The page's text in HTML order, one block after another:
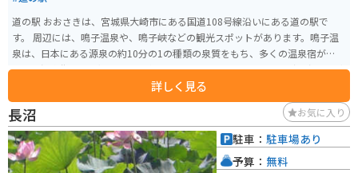
道の駅 おおさきは、宮城県大崎市にある国道108号線沿いにある道の駅で
す。 周辺には、鳴子温泉や、鳴子峡などの観光スポットがあります。鳴子温
泉は、日本にある源泉の約10分の1の種類の泉質をもち、多くの温泉宿が軒を
連ねる温泉街です。湯めぐりを楽しむのも良いでしょう。また、鳴子峡は、奇
岩怪岩が連なる渓谷で、紅葉の名所としても知られています。 道の駅おおさ
きでは、地元産の新鮮な野菜や果物を買うことができます。また、レストラ
ンでは、地元産の食材を使った料理を楽しむことができます。 バイクで訪れ
る場合、道の駅には広い駐車場が併設されているので安心して駐車できま
す。また、周辺の道路は、自然豊かな景色を楽しめるワインディングロード
が多いので、ツーリングにも最適です。道の駅おおさきを拠点に、宮城県の
詳しく見る
長沼 お気に入り
駐車： 駐車場あり
予算： 無料